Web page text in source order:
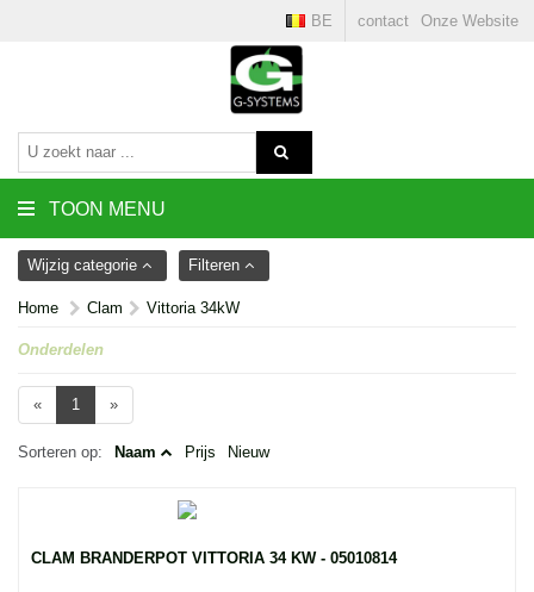
contact Onze Website
BE
TOON MENU
Wijzig categorie Filteren
Home Clam Vittoria 34kW
Onderdelen
« 1 »
Sorteren op: Naam Prijs Nieuw
CLAM BRANDERPOT VITTORIA 34 KW - 05010814